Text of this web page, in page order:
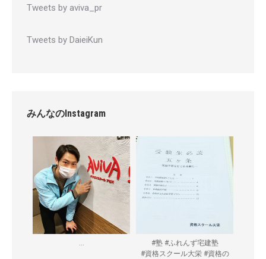
Tweets by aviva_pr
Tweets by DaieiKun
みんなのInstagram
#塾 #ふれんず宅建塾
#資格スクール大栄 #資格の